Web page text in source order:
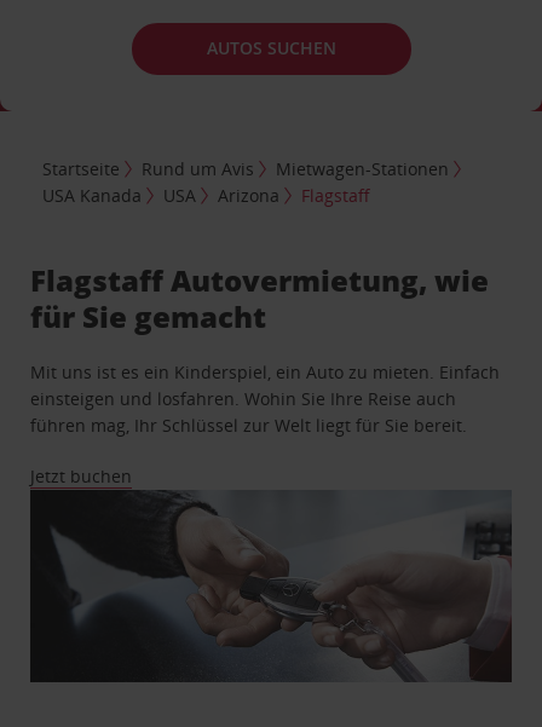
AUTOS SUCHEN
Startseite Rund um Avis
Mietwagen-Stationen
USA Kanada
USA Arizona Flagstaff
Flagstaff Autovermietung, wie
für Sie gemacht
Mit uns ist es ein Kinderspiel, ein Auto zu mieten. Einfach
einsteigen und losfahren. Wohin Sie Ihre Reise auch
führen mag, Ihr Schlüssel zur Welt liegt für Sie bereit.
Jetzt buchen